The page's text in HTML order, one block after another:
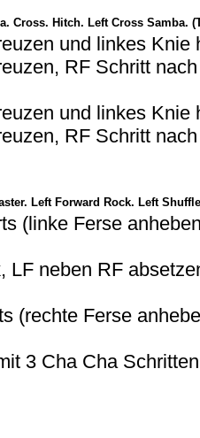
Cross. Hitch. Left Cross Samba.
und linkes Knie
RF Schritt
und linkes Knie
RF Schritt
Left Forward Rock. Left
(linke Ferse
LF neben RF
(rechte Ferse
3 Cha Cha